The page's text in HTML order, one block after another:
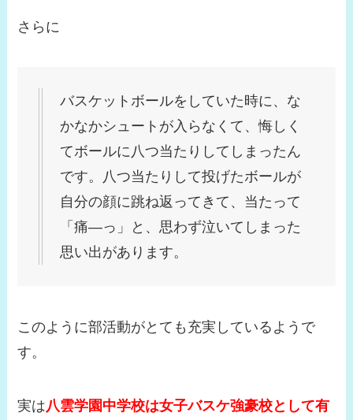
さらに
バスケットボールをしていた時に、な
かなかシュートが入らなくて、悔しく
てボールに八つ当たりしてしまったん
です。八つ当たりして投げたボールが
自分の顔に跳ね返ってきて、当たって
「痛―っ」と、思わず泣いてしまった
思い出があります。
このように部活動がとても充実しているようで
す。
実は八雲学園中学校は女子バスケ強豪校として有